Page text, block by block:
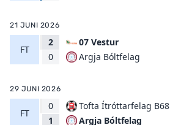
21 JUNI 2026
FT
2
0
07 Vestur
Argja Bóltfelag
29 JUNI 2026
FT
0
1
Tofta Ítróttarfelag B68
Argja Bóltfelag